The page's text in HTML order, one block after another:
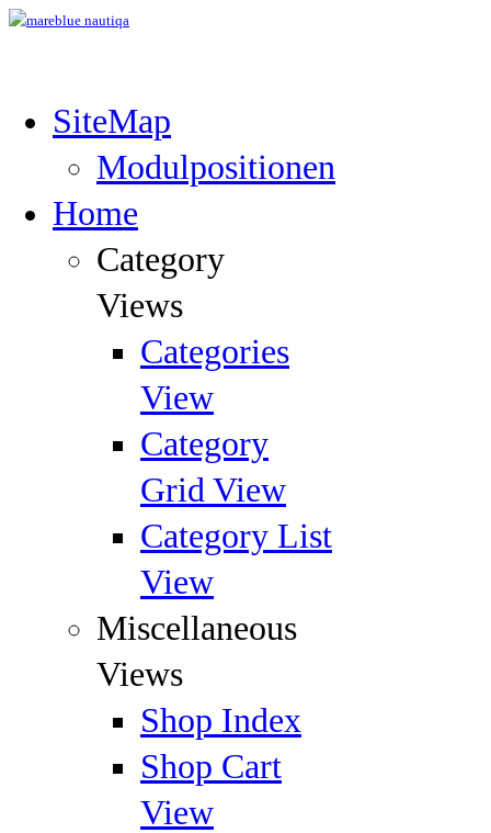
SiteMap
Modulpositionen
Home
Category
Views
Categories
View
Category
Grid View
Category List
View
Miscellaneous
Views
Shop Index
Shop Cart
View